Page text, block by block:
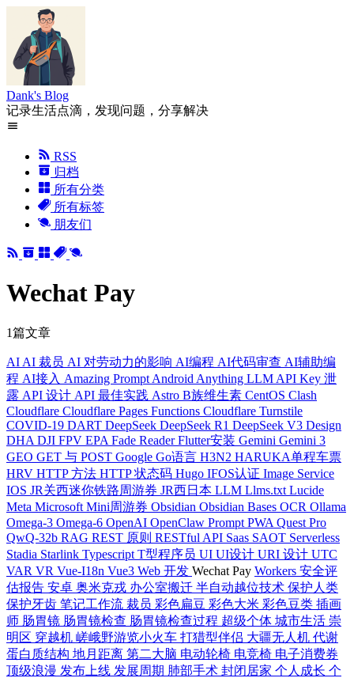
Dank's Blog
记录生活点滴，发现问题，分享解决
RSS
归档
所有分类
所有标签
朋友们
Wechat Pay
1篇文章
AI AI 裁员 AI 对劳动力的影响 AI编程 AI代码审查 AI辅助编
程 AI接入 Amazing Prompt Android Anything LLM API Key 泄
露 API 设计 API 最佳实践 Astro B族维生素 CentOS Clash
Cloudflare Cloudflare Pages Functions Cloudflare Turnstile
COVID-19 DART DeepSeek DeepSeek R1 DeepSeek V3 Design
DHA DJI FPV EPA Fade ReaderFlutter安装 Gemini Gemini 3
GEO GET 与 POST Google Go语言 H3N2 HARUKA单程车票
HRV HTTP 方法 HTTP 状态码 Hugo IFOS认证 Image Service
IOS JR关西迷你铁路周游券 JR西日本 LLM Llms.txt Lucide
Meta Microsoft Mini周游券 Obsidian Obsidian Bases OCR Ollama
Omega-3 Omega-6 OpenAI OpenClaw Prompt PWA Quest Pro
QwQ-32b RAG REST 原则 RESTful API Saas SAOT Serverless
Stadia Starlink Typescript T型程序员 UI UI设计 URI 设计 UTC
VAR VR Vue-I18n Vue3 Web 开发 Wechat Pay Workers 安全评
估报告 安卓 奥米克戎 办公室搬迁 半自动越位技术 保护人类
保护牙齿 笔记工作流 裁员 彩色扁豆 彩色大米 彩色豆类 插画
师 肠胃镜 肠胃镜检查 肠胃镜检查过程 超级个体 城市生活 崇
明区 穿越机 嵯峨野游览小火车 打猎型伴侣 大疆无人机 代谢
蛋白质结构 地月距离 第二大脑 电动轮椅 电竞椅 电子消费券
顶级浪漫 发布上线 发展周期 肺部手术 封闭居家 个人成长 个